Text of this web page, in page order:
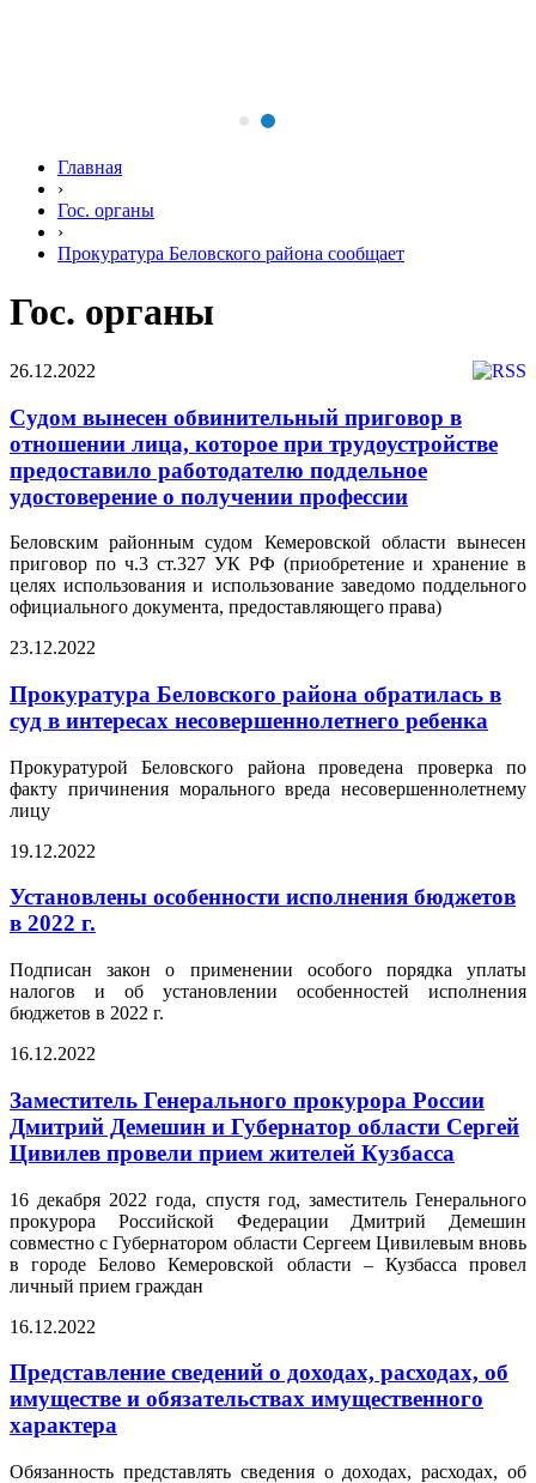
Главная
›
Гос. органы
›
Прокуратура Беловского района сообщает
Гос. органы
26.12.2022
Судом вынесен обвинительный приговор в
отношении лица, которое при трудоустройстве
предоставило работодателю поддельное
удостоверение о получении профессии
Беловским районным судом Кемеровской области вынесен
приговор по ч.3 ст.327 УК РФ (приобретение и хранение в
целях использования и использование заведомо поддельного
официального документа, предоставляющего права)
23.12.2022
Прокуратура Беловского района обратилась в
суд в интересах несовершеннолетнего ребенка
Прокуратурой Беловского района проведена проверка по
факту причинения морального вреда несовершеннолетнему
лицу
19.12.2022
Установлены особенности исполнения бюджетов
в 2022 г.
Подписан закон о применении особого порядка уплаты
налогов и об установлении особенностей исполнения
бюджетов в 2022 г.
16.12.2022
Заместитель Генерального прокурора России
Дмитрий Демешин и Губернатор области Сергей
Цивилев провели прием жителей Кузбасса
16 декабря 2022 года, спустя год, заместитель Генерального
прокурора Российской Федерации Дмитрий Демешин
совместно с Губернатором области Сергеем Цивилевым вновь
в городе Белово Кемеровской области – Кузбасса провел
личный прием граждан
16.12.2022
Представление сведений о доходах, расходах, об
имуществе и обязательствах имущественного
характера
Обязанность представлять сведения о доходах, расходах, об